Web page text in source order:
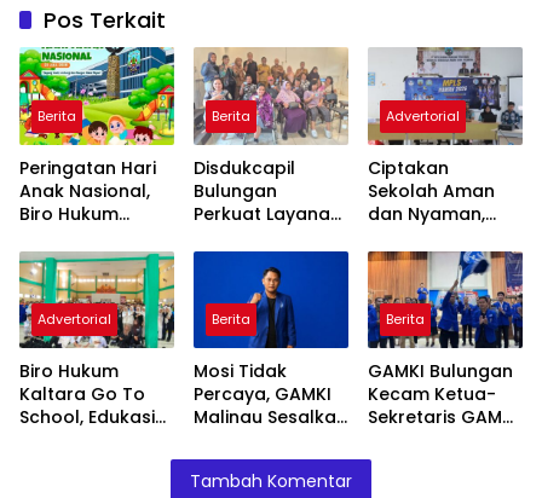
Pos Terkait
Berita
Peringatan Hari
Anak Nasional,
Biro Hukum
Masyarakat
Untuk Penuhi Hak
Anak-Anak Agar
Tumbuh Cerdas
dan Berkarakter
Berita
Disdukcapil
Bulungan
Perkuat Layanan
Yayasan FHC
Penyandang
Disabilitas
Advertorial
Ciptakan
Sekolah Aman
dan Nyaman,
Kaltara Kembali
Gelar Sosialisasi
di SMKN 2
Tanjung Selor
Advertorial
Biro Hukum
Kaltara Go To
School, Edukasi
Berita
Mosi Tidak
Percaya, GAMKI
Malinau Sesalkan
GAMKI Kaltara
Tidak Amanah
Berita
GAMKI Bulungan
Kecam Ketua-
Sekretaris GAMKI
Jadikan GAMKI
Tambah Komentar